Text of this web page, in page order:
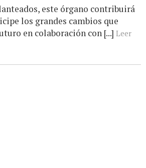
este órgano contribuirá
los grandes cambios que
en colaboración con [...] Leer